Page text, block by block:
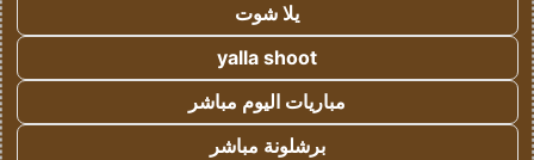
يلا شوت
yalla shoot
مباريات اليوم مباشر
برشلونة مباشر